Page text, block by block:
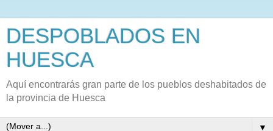
DESPOBLADOS EN
HUESCA
Aquí encontrarás gran parte de los pueblos deshabitados de
la provincia de Huesca
▼